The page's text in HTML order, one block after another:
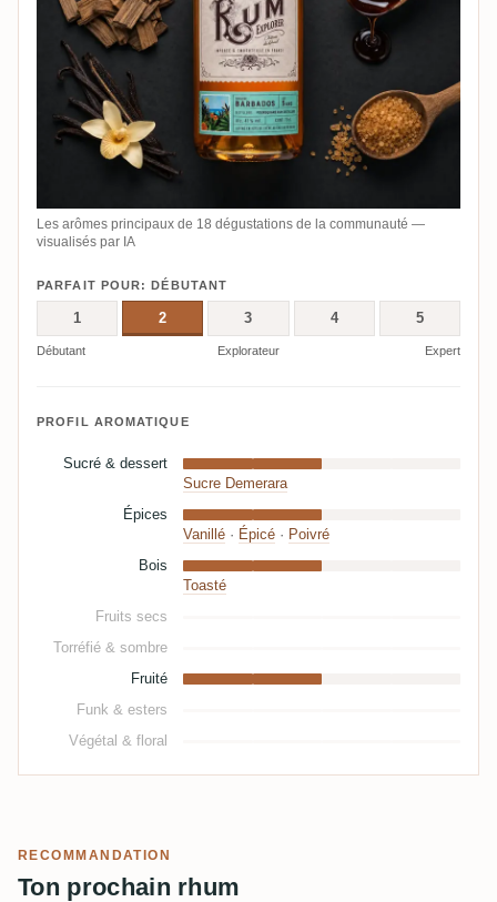
Les arômes principaux de 18 dégustations de la communauté —
visualisés par IA
PARFAIT POUR: DÉBUTANT
1 2 3 4 5
Débutant Explorateur Expert
PROFIL AROMATIQUE
Sucré & dessert
Sucre Demerara
Épices
Vanillé · Épicé · Poivré
Bois
Toasté
Fruits secs
Torréfié & sombre
Fruité
Funk & esters
Végétal & floral
RECOMMANDATION
Ton prochain rhum